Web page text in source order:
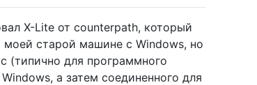
X-Lite от counterpath, который
моей старой машине с Windows, но
(типично для программного
а затем соединенного для